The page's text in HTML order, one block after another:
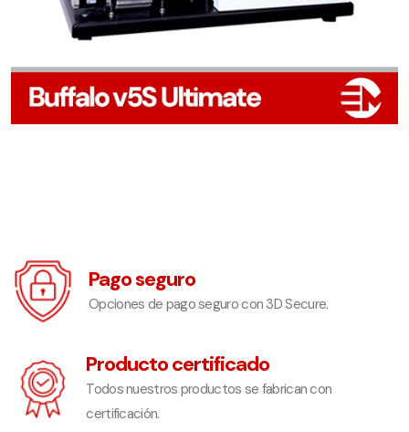
Pago seguro
Opciones de pago seguro con 3D Secure.
Producto certificado
Todos nuestros productos se fabrican con
certificación.